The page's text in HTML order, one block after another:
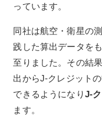
っています。
同社は航空・衛星の
践した算出データを
至りました。 その結
出からJ-クレジット
できるようになりJ-
ます。